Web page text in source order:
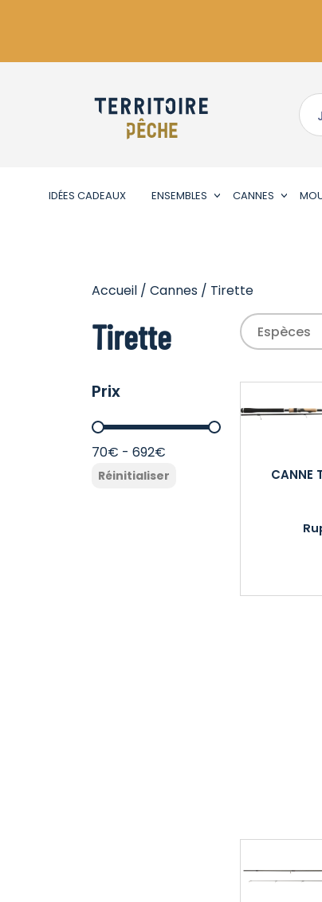
IDÉES CADEAUX ENSEMBLES CANNES
Accueil / Cannes / Tirette
Tirette
Prix
Prix
70€ - 692€
Réinitialiser
Espèces
CANNE